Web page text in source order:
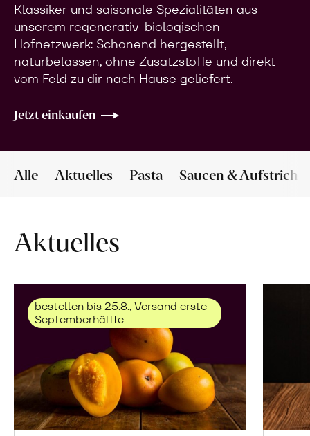
Klassiker und saisonale Spezialitäten aus
unserem regenerativ-biologischen
Hofnetzwerk: Schonend hergestellt,
naturbelassen, ohne Zusatzstoffe und direkt
vom Feld zu dir nach Hause geliefert.
Jetzt einkaufen
Alle Aktuelles Pasta Saucen & Aufstriche
Aktuelles
bestellen bis 25.8., Versand erste
Septemberhälfte